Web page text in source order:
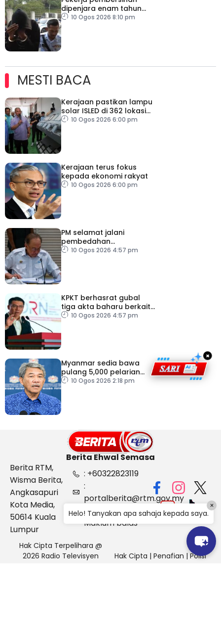
dipenjara enam tahun
kerana pemanduan
10 Ogos 2026 8:10 pm
MESTI BACA
Kerajaan pastikan lampu
solar ISLED di 362 lokasi
berkualiti, selamat
10 Ogos 2026 6:00 pm
Kerajaan terus fokus
kepada ekonomi rakyat
10 Ogos 2026 6:00 pm
PM selamat jalani
pembedahan
laparoskopi rawat hernia
10 Ogos 2026 4:57 pm
KPKT berhasrat gubal
tiga akta baharu berkait
perumahan
10 Ogos 2026 4:57 pm
Myanmar sedia bawa
pulang 5,000 pelarian
guna kapal
10 Ogos 2026 2:18 pm
×
Berita Ehwal Semasa
Berita RTM,
Wisma Berita,
Angkasapuri
Kota Media,
50614 Kuala
Lumpur
: +60322823119
:
portalberita@rtm.gov.my
: Aduan &
Maklum balas
Hak Cipta Terpelihara @
2026 Radio Televisyen
Hak Cipta | Penafian | Polisi
Helo! Tanyakan apa sahaja kepada saya.
×